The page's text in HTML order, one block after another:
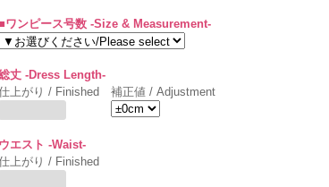
ワンピース号数 -Size & Measurement-
丈 -Dress Length-
上がり / Finished
補正値 / Adjustment
ウエスト -Waist-
上がり / Finished